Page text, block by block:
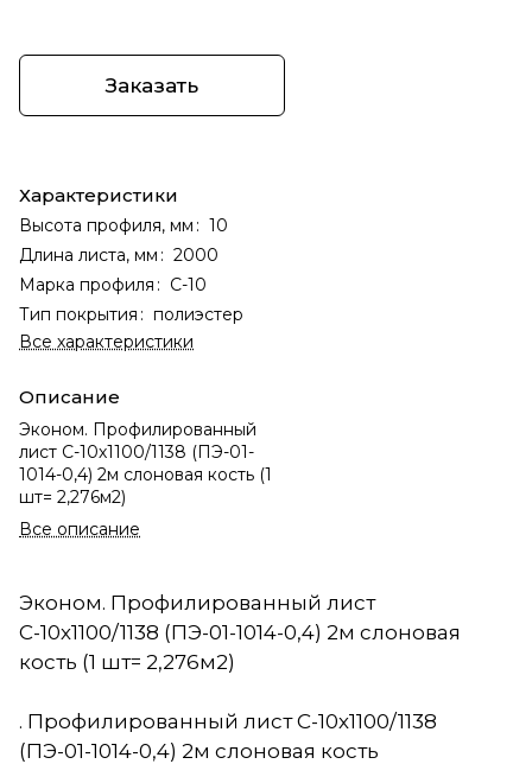
Заказать
Характеристики
Высота профиля, мм : 10
Длина листа, мм : 2000
Марка профиля : С-10
Тип покрытия : полиэстер
Все характеристики
Описание
Эконом. Профилированный
лист С-10х1100/1138 (ПЭ-01-
1014-0,4) 2м слоновая кость (1
шт= 2,276м2)
Все описание
Эконом. Профилированный лист
С-10х1100/1138 (ПЭ-01-1014-0,4) 2м слоновая
кость (1 шт= 2,276м2)
. Профилированный лист С-10х1100/1138
(ПЭ-01-1014-0,4) 2м слоновая кость